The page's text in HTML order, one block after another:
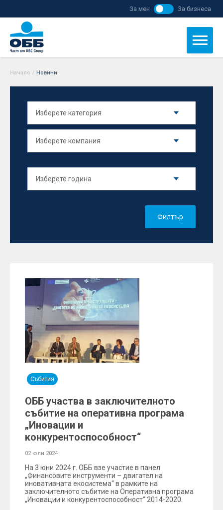
За мен За бизнеса
Начало / Новини
Филтър
Събития
ОББ участва в заключителното
събитие на оперативна програма
„Иновации и
конкурентоспособност“
02 юли 2024
На 3 юни 2024 г. ОББ взе участие в панел
„Финансовите инструменти – двигател на
иновативната екосистема“ в рамките на
заключителното събитие на Оперативна програма
„Иновации и конкурентоспособност“ 2014-2020.